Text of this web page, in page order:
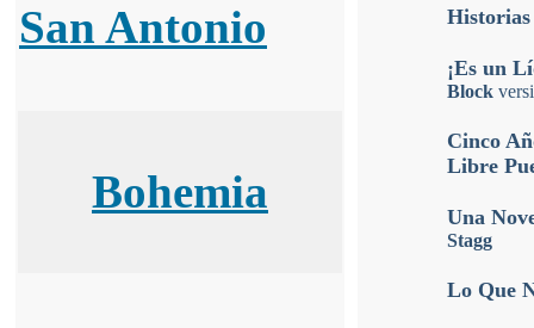
San Antonio
Bohemia
¡Es un
Block
Cinco
Libre
Una
Stagg
Lo Que